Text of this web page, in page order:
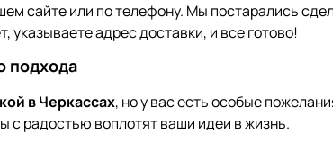
сайте или по телефону. Мы постарались
адрес доставки, и все готово!
подхода
в Черкассах, но у вас есть особые
радостью воплотят ваши идеи в жизнь.